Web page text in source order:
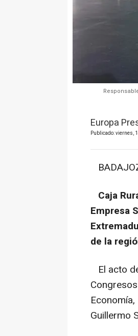
Europa
Publicado: viernes,
Caja
Empresa
de la
El acto
Guillermo